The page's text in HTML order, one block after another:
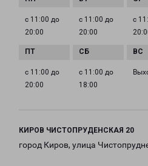
с 11:00 до
20:00
с 11:00 до
20:00
с
с 11:00 до
20:00
с 11:00 до
18:00
КИРОВ ЧИСТОПРУДЕНСКАЯ 20
город Киров, улица